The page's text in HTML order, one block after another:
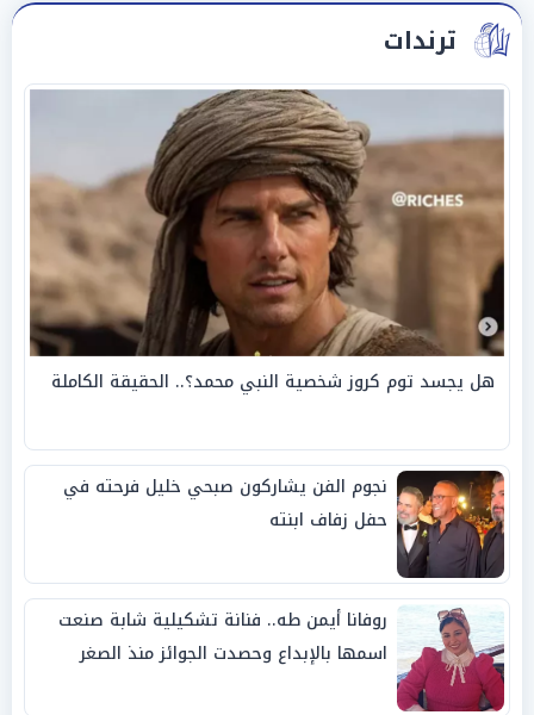
ترندات
هل يجسد توم كروز شخصية النبي محمد؟.. الحقيقة الكاملة
نجوم الفن يشاركون صبحي خليل فرحته في
حفل زفاف ابنته
روفانا أيمن طه.. فنانة تشكيلية شابة صنعت
اسمها بالإبداع وحصدت الجوائز منذ الصغر